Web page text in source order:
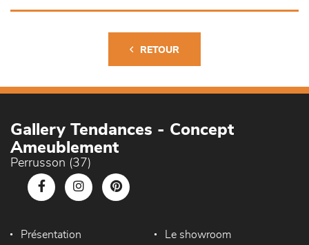
RETOUR
Gallery Tendances - Concept
Ameublement
Perrusson (37)
Présentation Le showroom